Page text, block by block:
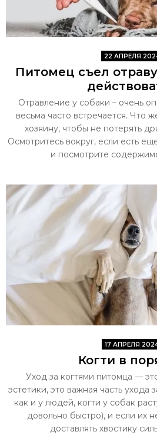
22 АПРЕЛЯ
Питомец съел
Отравление у собаки – очень
весьма часто встречается. Что
хозяину, чтобы не потерять
Осмотритесь вокруг, если есть
и посмотрите
17 АПРЕЛЯ
Когти в
Уход за когтями питомца —
эстетики, это важная часть ухода
как и у людей, когти у собак
довольно быстро), и если их
доставлять хвостику